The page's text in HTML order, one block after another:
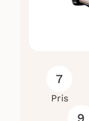
7
Pris